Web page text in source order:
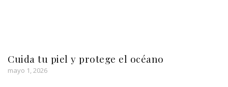
Cuida tu piel y protege el océano
mayo 1, 2026